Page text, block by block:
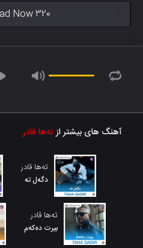
Now 320
آهنگ های بیشتر ازتەها قادر
تەها قادر
دگەل تە
تەها قادر
بیرت دەکەم